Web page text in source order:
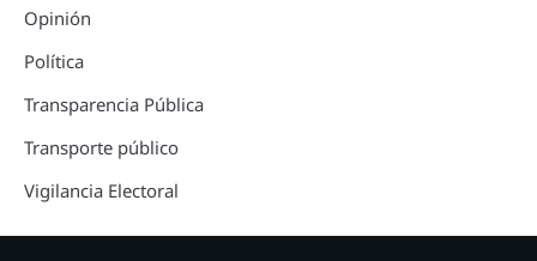
Opinión
Política
Transparencia Pública
Transporte público
Vigilancia Electoral